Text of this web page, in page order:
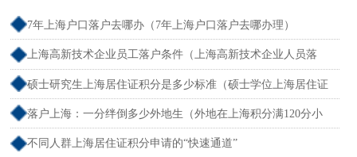
7年上海户口落户去哪办（7年上海户口落户去哪办理）
上海高新技术企业员工落户条件（上海高新技术企业人员落
户）
硕士研究生上海居住证积分是多少标准（硕士学位上海居住证
积分）
落户上海：一分绊倒多少外地生（外地在上海积分满120分小
孩可以考上海大学吗）
不同人群上海居住证积分申请的“快速通道”